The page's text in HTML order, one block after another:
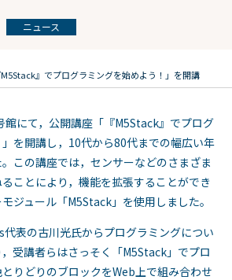
ニュース
M5Stack』でプログラミングを始めよう！」を開講
館にて，公開講座「『M5Stack』でプログ
を開講し，10代から80代までの幅広い年
この講座では，センサーなどのさまざま
ことにより，機能を拡張することができ
ジュール「M5Stack」を使用しました。
表の古川光氏からプログラミングについ
受講者らはさっそく「M5Stack」でプロ
りどりのブロックをWeb上で組み合わせ